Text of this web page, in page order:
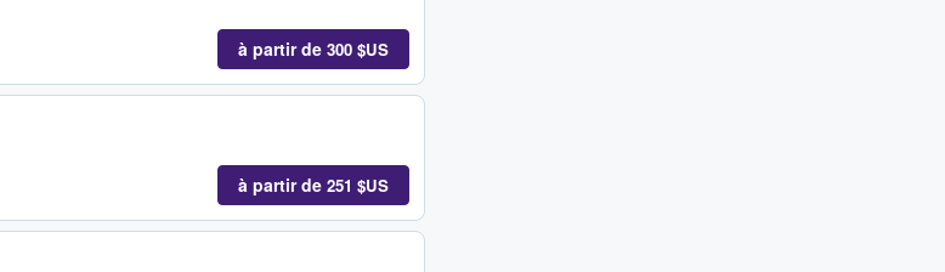
à partir de 300 $US
à partir de 251 $US